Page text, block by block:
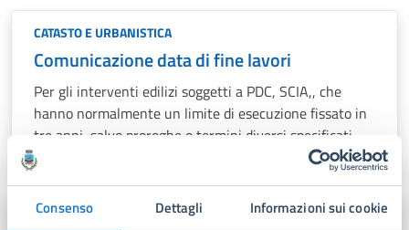
Consenso Dettagli Informazioni sui cookie
CATASTO E URBANISTICA
Comunicazione data di fine lavori
Per gli interventi edilizi soggetti a PDC, SCIA,, che
hanno normalmente un limite di esecuzione fissato in
tre anni, salvo proroghe o termini diversi specificati
nell'atto autorizzativo, è necessario presentare una
CATASTO E URBANISTICA